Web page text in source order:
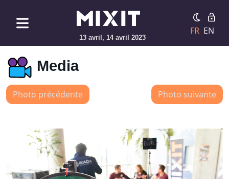
13 avril, 14 avril 2023
FR EN
Media
Photo précédente Photo suivante